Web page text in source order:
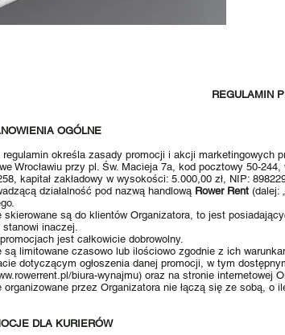
REGULAMIN
OGÓLNE
regulamin określa zasady promocji i akcji marketingowych
Wrocławiu przy pl. Św. Macieja 7a, kod pocztowy 50-
kapitał zakładowy w wysokości: 5.000,00 zł, NIP:
działalność pod nazwą handlową Rower Rent (dalej: „
skierowane są do klientów Organizatora, to jest
stanowi inaczej.
jest całkowicie dobrowolny.
są limitowane czasowo lub ilościowo zgodnie z ich
dotyczącym ogłoszenia danej promocji, w tym
biura-wynajmu) oraz na stronie internetowej
organizowane przez Organizatora nie łączą się ze sobą,
DLA KURIERÓW